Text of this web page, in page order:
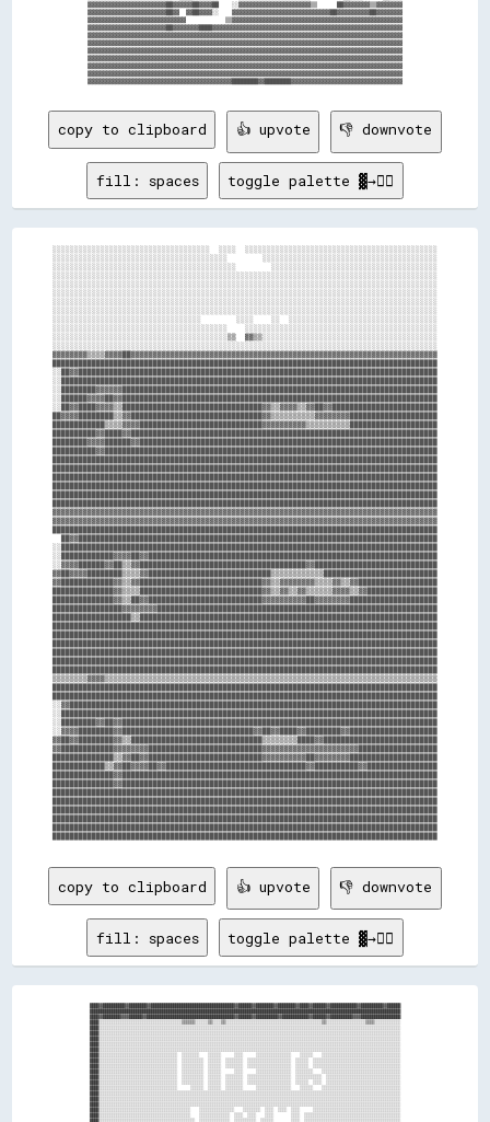
▓▓▓▓▓▓▓▓▓▓▓▓▓▓▓▓▓▓▓▓▓▓▓▓██▓▓▓▓▓▓██▓▓▓▓██    ░░▓▓▓▓▓▓▓▓▓▓▓▓▓▓▓▓▓▓▓▓▓▓▒▒      ██▓▓▓▓▓▓▓▓▒▒▓▓▓▓▓▓▓▓
▓▓▓▓▓▓▓▓▓▓▓▓▓▓▓▓▓▓▓▓▓▓▓▓██▓▓  ▓▓██▓▓▓▓░░    ▓▓▓▓▓▓▓▓▓▓▓▓▓▓▓▓▓▓▓▓▓▓▓▓▓▓▓▓▓▓██▓▓▓▓▓▓▓▓▓▓██▓▓▓▓▓▓▓▓
▓▓▓▓▓▓▓▓▓▓▓▓▓▓▓▓▓▓▓▓▓▓▓▓▓▓▓▓▓▓            ▒▒▓▓▓▓▓▓▓▓▓▓▓▓▓▓▓▓▓▓▓▓▓▓▓▓▓▓▓▓▓▓▓▓▓▓▓▓▓▓▓▓▓▓▓▓▓▓▓▓▓▓▓▓
▓▓▓▓▓▓▓▓▓▓▓▓▓▓▓▓▓▓▓▓▓▓▓▓██▓▓▓▓▓▓▓▓████▓▓▓▓▓▓▓▓▓▓▓▓▓▓▓▓▓▓▓▓▓▓▓▓▓▓▓▓▓▓▓▓▓▓▓▓▓▓▓▓▓▓▓▓▓▓▓▓▓▓▓▓▓▓▓▓▓▓
▓▓▓▓▓▓▓▓▓▓▓▓▓▓▓▓▓▓▓▓▓▓▓▓▓▓▓▓▓▓▓▓▓▓▓▓▓▓▓▓▓▓▓▓▓▓▓▓▓▓▓▓▓▓▓▓▓▓▓▓▓▓▓▓▓▓▓▓▓▓▓▓▓▓▓▓▓▓▓▓▓▓▓▓▓▓▓▓▓▓▓▓▓▓▓▓
▓▓▓▓▓▓▓▓▓▓▓▓▓▓▓▓▓▓▓▓▓▓▓▓▓▓▓▓▓▓▓▓▓▓▓▓▓▓▓▓▓▓▓▓▓▓▓▓▓▓▓▓▓▓▓▓▓▓▓▓▓▓▓▓▓▓▓▓▓▓▓▓▓▓▓▓▓▓▓▓▓▓▓▓▓▓▓▓▓▓▓▓▓▓▓▓
▓▓▓▓▓▓▓▓▓▓▓▓▓▓▓▓▓▓▓▓▓▓▓▓▓▓▓▓▓▓▓▓▓▓▓▓▓▓▓▓▓▓▓▓▓▓▓▓▓▓▓▓▓▓▓▓▓▓▓▓▓▓▓▓▓▓▓▓▓▓▓▓▓▓▓▓▓▓▓▓▓▓▓▓▓▓▓▓▓▓▓▓▓▓▓▓
▓▓▓▓▓▓▓▓▓▓▓▓▓▓▓▓▓▓▓▓▓▓▓▓▓▓▓▓▓▓▓▓▓▓▓▓▓▓▓▓▓▓▓▓▓▓▓▓▓▓▓▓▓▓▓▓▓▓▓▓▓▓▓▓▓▓▓▓▓▓▓▓▓▓▓▓▓▓▓▓▓▓▓▓▓▓▓▓▓▓▓▓▓▓▓▓
▓▓▓▓▓▓▓▓▓▓▓▓▓▓▓▓▓▓▓▓▓▓▓▓▓▓▓▓▓▓▓▓▓▓▓▓▓▓▓▓▓▓▓▓▓▓▓▓▓▓▓▓▓▓▓▓▓▓▓▓▓▓▓▓▓▓▓▓▓▓▓▓▓▓▓▓▓▓▓▓▓▓▓▓▓▓▓▓▓▓▓▓▓▓▓▓
▓▓▓▓▓▓▓▓▓▓▓▓▓▓▓▓▓▓▓▓▓▓▓▓▓▓▓▓▓▓▓▓▓▓▓▓▓▓▓▓▓▓▓▓▓▓▓▓▓▓▓▓▓▓▓▓▓▓▓▓▓▓▓▓▓▓▓▓▓▓▓▓▓▓▓▓▓▓▓▓▓▓▓▓▓▓▓▓▓▓▓▓▓▓▓▓
copy to clipboard 👍 upvote 👎 downvote
fill: spaces toggle palette ▓→✊🏽
░░░░░░░░░░░░░░░░░░░░░░░░░░░░░░░░░░░░  ░░░░  ░░░░░░░░░░░░░░░░░░░░░░░░░░░░░░░░░░░░░░░░░░░░
░░░░░░░░░░░░░░░░░░░░░░░░░░░░░░░░░░░░░░░░        ░░░░░░░░░░░░░░░░░░░░░░░░░░░░░░░░░░░░░░░░
░░░░░░░░░░░░░░░░░░░░░░░░░░░░░░░░░░░░░░░░░░        ░░░░░░░░░░░░░░░░░░░░░░░░░░░░░░░░░░░░░░
░░░░░░░░░░░░░░░░░░░░░░░░░░░░░░░░░░░░░░░░░░░░░░░░░░░░░░░░░░░░░░░░░░░░░░░░░░░░░░░░░░░░░░░░
░░░░░░░░░░░░░░░░░░░░░░░░░░░░░░░░░░░░░░░░░░░░░░░░░░░░░░░░░░░░░░░░░░░░░░░░░░░░░░░░░░░░░░░░
░░░░░░░░░░░░░░░░░░░░░░░░░░░░░░░░░░░░░░░░░░░░░░░░░░░░░░░░░░░░░░░░░░░░░░░░░░░░░░░░░░░░░░░░
░░░░░░░░░░░░░░░░░░░░░░░░░░░░░░░░░░░░░░░░░░░░░░░░░░░░░░░░░░░░░░░░░░░░░░░░░░░░░░░░░░░░░░░░
░░░░░░░░░░░░░░░░░░░░░░░░░░░░░░░░░░░░░░░░░░░░░░░░░░░░░░░░░░░░░░░░░░░░░░░░░░░░░░░░░░░░░░░░
░░░░░░░░░░░░░░░░░░░░░░░░░░░░░░░░░░        ░░░░    ░░  ░░░░░░░░░░░░░░░░░░░░░░░░░░░░░░░░░░
░░░░░░░░░░░░░░░░░░░░░░░░░░░░░░░░░░░░░░░░    ░░░░░░░░░░░░░░░░░░░░░░░░░░░░░░░░░░░░░░░░░░░░
░░░░░░░░░░░░░░░░░░░░░░░░░░░░░░░░░░░░░░░░▒▒  ▓▓▒▒░░░░░░░░░░░░░░░░░░░░░░░░░░░░░░░░░░░░░░░░
░░░░░░░░░░░░░░░░░░░░░░░░░░░░░░░░░░░░░░░░░░░░░░░░░░░░░░░░░░░░░░░░░░░░░░░░░░░░░░░░░░░░░░░░
▓▓▓▓▓▓▓▓▒▒▒▒▓▓▓▓██▓▓▓▓▓▓▓▓▓▓▓▓▓▓▓▓▓▓▓▓▓▓▓▓▓▓▓▓▓▓▓▓▓▓▓▓▓▓▓▓▓▓▓▓▓▓▓▓▓▓▓▓▓▓▓▓▓▓▓▓▓▓▓▓▓▓▓▓▓▓
░░██▓▓██████████████████████████████████████████████████████████████████████████████████
░░██████████████████████████████████████████████████████████████████████████████████████
░░████████▓▓▓▓▓▓████████████████████████████████████████████████████████████████████████
░░██████▓▓▓▓██▓▓████████████████████████████████████████████████████████████████████████
░░██▓▓████▓▓▓▓▒▒████████████████████████████████▓▓▒▒▓▓▓▓▒▒▓▓██▓▓████████████████████████
██▓▓▓▓████████▒▒▓▓██████████████████████████████▓▓▒▒▒▒▒▒▒▒▒▒▓▓▓▓▓▓▓▓████████████████████
████████████▒▒▒▒▓▓▓▓████████████████████████████▓▓▓▓▓▓▓▓▓▓▒▒▒▒▒▒▒▒▒▒████████████████████
██████████▓▓████▓▓██████████████████████████████████████████████████████████████████████
████████▓▓▓▓██████▓▓████████████████████████████████████████████████████████████████████
██████████▓▓████████████████████████████████████████████████████████████████████████████
▓▓▓▓▓▓▓▓▓▓▓▓▓▓▓▓▓▓▓▓▓▓▓▓▓▓▓▓▓▓▓▓▓▓▓▓▓▓▓▓▓▓▓▓▓▓▓▓▓▓▓▓▓▓▓▓▓▓▓▓▓▓▓▓▓▓▓▓▓▓▓▓▓▓▓▓▓▓▓▓▓▓▓▓▓▓▓▓
▓▓▓▓▓▓▓▓▓▓▓▓▓▓▓▓▓▓▓▓▓▓▓▓▓▓▓▓▓▓▓▓▓▓▓▓▓▓▓▓▓▓▓▓▓▓▓▓▓▓▓▓▓▓▓▓▓▓▓▓▓▓▓▓▓▓▓▓▓▓▓▓▓▓▓▓▓▓▓▓▓▓▓▓▓▓▓▓
  ██▓▓██████████████████████████████████████████████████████████████████████████████████
░░██████████████████████████████████████████████████████████████████████████████████████
░░████████████▓▓▓▓██▓▓██████████████████████████████████████████████████████████████████
░░▓▓▓▓██████▓▓██▒▒▓▓██████████████████████████████████████▓▓████████████████████████████
▓▓██▓▓▓▓████████▒▒▒▒▓▓████████████████████████████▒▒▒▒▒▒▒▒▒▒▒▒██████████████████████████
▓▓████████████▓▓▒▒▓▓████████████████████████████▓▓▒▒▓▓▓▓▓▓▓▓▒▒▒▒▓▓▒▒▓▓██████████████████
██████████████▓▓▒▒▒▒████████████████████████████▓▓▒▒▓▓▒▒▓▓▒▒▒▒▒▒▓▓▓▓▒▒▓▓████████████████
██████████████▓▓▒▒██▓▓██████████████████████████▓▓▓▓▓▓▓▓▓▓██▓▓▓▓▓▓▓▓████████████████████
████████████████▓▓▓▓▓▓▓▓████████████████████████████████████████████████████████████████
██████████████████▒▒████████████████████████████████████████████████████████████████████
▒▒▒▒▒▒▒▒▓▓▓▓▒▒▒▒▒▒▒▒▒▒▒▒▒▒▒▒▒▒▒▒▒▒▒▒▒▒▒▒▒▒▒▒▒▒▒▒▒▒▒▒▒▒▒▒▒▒▒▒▒▒▒▒▒▒▒▒▒▒▒▒▒▒▒▒▒▒▒▒▒▒▒▒▒▒▒▒
░░▓▓████████████████████████████████████████████████████████████████████████████████████
░░██████████████████████████████████████████████████████████████████████████████████████
░░████████▓▓██▓▓████████████████████████████████████████████████████████████████████████
░░▓▓▓▓████████▓▓██████████████████████████████▓▓██▓▓████▓▓████████▓▓████████████████████
▓▓██▓▓████████▓▓▒▒██████████████████████████████▒▒▒▒▒▒▒▒████▓▓██████████████████████████
▓▓████████████▓▓▓▓▓▓▓▓██████████████████████████▓▓▓▓▓▓▓▓▓▓▓▓▓▓▓▓▓▓▓▓▓▓██████████████████
██████████████▒▒▓▓██▓▓██████████████████████████▓▓▓▓▓▓▓▓▓▓██▓▓▓▓▓▓▓▓████████████████████
████████████▒▒▓▓██▓▓▓▓██▓▓████████████████████████████████▓▓██████████▓▓████████████████
██████████████▓▓████████████████████████████████████████████████████████████████████████
██████████████▓▓████████████████████████████████████████████████████████████████████████
copy to clipboard 👍 upvote 👎 downvote
fill: spaces toggle palette ▓→✊🏽
████▓▓██████████▓▓████████▓▓██████████████████████████████████████▓▓██████▓▓████████▓▓████████▓▓████▓▓██████▓▓████████████▓▓██████████▓▓██████
██████████████████████████████████████████████████████████████████████████████████████████████████████████████████████████████████████████████
████▓▓████████▓▓▓▓██████▓▓████████████████████████████████████████▓▓██████▓▓██████████▓▓████████████▓▓██████▓▓██████████▓▓▓▓██████████████████
████░░░░░░░░░░░░░░░░░░░░░░░░░░░░░░░░░░░░░░▒▒▒▒▒▒░░░░░░▒▒░░░░▒▒░░░░░░░░░░░░░░░░░░░░░░░░░░░░░░░░░░░░░░░░░░░░▒▒░░░░░░░░░░░░░░░░░░▒▒▒▒░░░░░░░░░░░░
████░░░░░░░░░░░░░░░░░░░░░░░░░░░░░░░░░░░░░░░░░░░░░░░░░░░░░░░░░░░░░░░░░░░░░░░░░░░░░░░░░░░░░░░░░░░░░░░░░░░░░░░░░░░░░░░░░░░░░░░░░░░░░░░░░░░░░░░░░░
████░░░░░░░░░░░░░░░░░░░░░░░░░░░░░░░░░░░░░░░░░░░░░░░░░░░░░░░░░░░░░░░░░░░░░░░░░░░░░░░░░░░░░░░░░░░░░░░░░░░░░░░░░░░░░░░░░░░░░░░░░░░░░░░░░░░░░░░░░░
████░░░░░░░░░░░░░░░░░░░░░░░░░░░░░░░░░░░░░░░░░░░░░░░░░░░░░░░░░░░░░░░░░░░░░░░░░░░░░░░░░░░░░░░░░░░░░░░░░░░░░░░░░░░░░░░░░░░░░░░░░░░░░░░░░░░░░░░░░░
████░░░░░░░░░░░░░░░░░░░░░░░░░░░░░░░░░░░░░░░░░░░░░░░░░░░░░░░░░░░░░░░░░░░░░░░░░░░░░░░░░░░░░░░░░░░░░░░░░░░░░░░░░░░░░░░░░░░░░░░░░░░░░░░░░░░░░░░░░░
████░░░░░░░░░░░░░░░░░░░░░░░░░░░░░░░░░░░░░░░░░░░░░░░░░░░░░░░░░░░░░░░░░░░░░░░░░░░░░░░░░░░░░░░░░░░░░░░░░░░░░░░░░░░░░░░░░░░░░░░░░░░░░░░░░░░░░░░░░░
████░░░░░░░░░░░░░░░░░░░░░░░░░░░░░░░░░░░░  ░░░░░░░░    ░░░░░░      ░░░░      ░░░░░░░░░░░░░░░░    ░░░░░░    ░░░░░░░░░░░░░░░░░░░░░░░░░░░░░░░░░░░░
████░░░░░░░░░░░░░░░░░░░░░░░░░░░░░░░░░░░░  ░░░░░░░░░░  ░░░░░░  ░░░░░░░░  ░░░░░░░░░░░░░░░░░░░░  ░░░░░░  ░░░░░░░░░░░░░░░░░░░░░░░░░░░░░░░░░░░░░░░░
████░░░░░░░░░░░░░░░░░░░░░░░░░░░░░░░░░░░░  ░░░░░░░░░░  ░░░░░░  ░░░░░░░░  ░░░░░░░░░░░░░░░░░░░░  ░░░░░░  ░░░░░░░░░░░░░░░░░░░░░░░░░░░░░░░░░░░░░░░░
████░░░░░░░░░░░░░░░░░░░░░░░░░░░░░░░░░░░░  ░░░░░░░░░░  ░░░░░░      ░░░░      ░░░░░░░░░░░░░░░░  ░░░░░░░░    ░░░░░░░░░░░░░░░░░░░░░░░░░░░░░░░░░░░░
████░░░░░░░░░░░░░░░░░░░░░░░░░░░░░░░░░░░░  ░░░░░░░░░░  ░░░░░░  ░░░░░░░░  ░░░░░░░░░░░░░░░░░░░░  ░░░░░░░░░░░░  ░░░░░░░░░░░░░░░░░░░░░░░░░░░░░░░░░░
████░░░░░░░░░░░░░░░░░░░░░░░░░░░░░░░░░░░░  ░░░░░░░░░░  ░░░░░░  ░░░░░░░░  ░░░░░░░░░░░░░░░░░░░░  ░░░░░░  ░░░░  ░░░░░░░░░░░░░░░░░░░░░░░░░░░░░░░░░░
████░░░░░░░░░░░░░░░░░░░░░░░░░░░░░░░░░░░░      ░░░░░░  ░░░░░░  ░░░░░░░░      ░░░░░░░░░░░░░░░░    ░░░░░░    ░░░░░░░░░░░░░░░░░░░░░░░░░░░░░░░░░░░░
████░░░░░░░░░░░░░░░░░░░░░░░░░░░░░░░░░░░░░░░░░░░░░░░░░░░░░░░░░░░░░░░░░░░░░░░░░░░░░░░░░░░░░░░░░░░░░░░░░░░░░░░░░░░░░░░░░░░░░░░░░░░░░░░░░░░░░░░░░░
████░░░░░░░░░░░░░░░░░░░░░░░░░░░░░░░░░░░░░░░░░░░░░░░░░░░░░░░░░░░░░░░░░░░░░░░░░░░░░░░░░░░░░░░░░░░░░░░░░░░░░░░░░░░░░░░░░░░░░░░░░░░░░░░░░░░░░░░░░░
████░░░░░░░░░░░░░░░░░░░░░░░░░░░░░░░░░░░░░░░░░░░░░░░░░░░░░░░░░░░░░░░░░░░░░░░░░░░░░░░░░░░░░░░░░░░░░░░░░░░░░░░░░░░░░░░░░░░░░░░░░░░░░░░░░░░░░░░░░░
████░░░░░░░░░░░░░░░░░░░░░░░░░░░░░░░░░░░░░░░░░░    ░░░░░░░░░░░░░░░░    ░░░░░░░░  ░░░░  ░░░░  ░░░░      ░░░░░░░░░░░░░░░░░░░░░░░░░░░░░░░░░░░░░░░░
████░░░░░░░░░░░░░░░░░░░░░░░░░░░░░░░░░░░░░░░░░░    ░░░░░░░░░░░░░░  ░░░░  ░░░░    ░░░░        ░░░░  ░░░░░░░░░░░░░░░░░░░░░░░░░░░░░░░░░░░░░░░░░░░░
████░░░░░░░░░░░░░░░░░░░░░░░░░░░░░░░░░░░░░░░░░░░░  ░░░░░░░░░░░░░░  ░░░░░░░░░░  ░░░░░░        ░░░░  ░░░░░░░░░░░░░░░░░░░░░░░░░░░░░░░░░░░░░░░░░░░░